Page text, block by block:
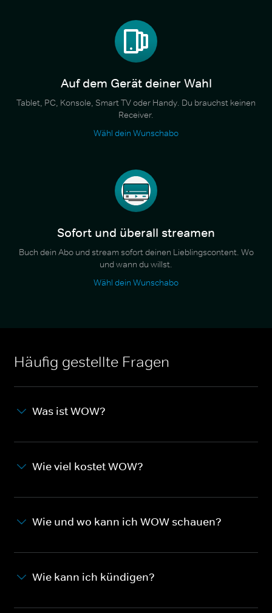
Auf dem Gerät deiner Wahl
Tablet, PC, Konsole, Smart TV oder Handy. Du brauchst keinen
Receiver.
Wähl dein Wunschabo
Sofort und überall streamen
Buch dein Abo und stream sofort deinen Lieblingscontent. Wo
und wann du willst.
Wähl dein Wunschabo
Häufig gestellte Fragen
Was ist WOW?
Wie viel kostet WOW?
Wie und wo kann ich WOW schauen?
Wie kann ich kündigen?